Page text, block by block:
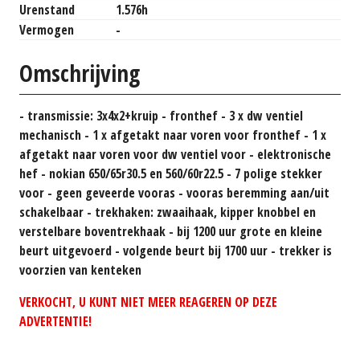
Urenstand
1.576h
Vermogen
-
Omschrijving
- transmissie: 3x4x2+kruip - fronthef - 3 x dw ventiel
mechanisch - 1 x afgetakt naar voren voor fronthef - 1 x
afgetakt naar voren voor dw ventiel voor - elektronische
hef - nokian 650/65r30.5 en 560/60r22.5 - 7 polige stekker
voor - geen geveerde vooras - vooras beremming aan/uit
schakelbaar - trekhaken: zwaaihaak, kipper knobbel en
verstelbare boventrekhaak - bij 1200 uur grote en kleine
beurt uitgevoerd - volgende beurt bij 1700 uur - trekker is
voorzien van kenteken
VERKOCHT, U KUNT NIET MEER REAGEREN OP DEZE
ADVERTENTIE!